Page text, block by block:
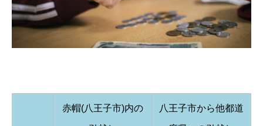
赤帽(八王子市)内の 八王子市から他都道